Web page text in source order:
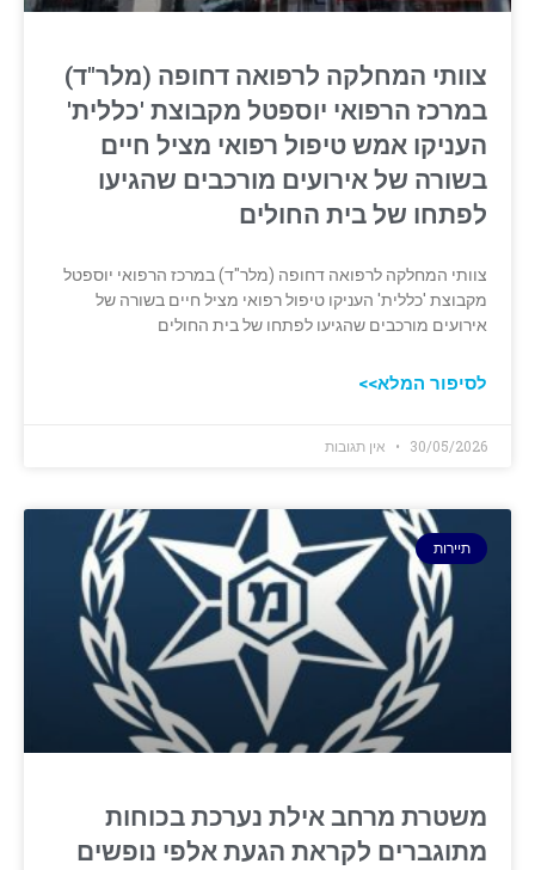
צוותי המחלקה לרפואה דחופה (מלר"ד)
במרכז הרפואי יוספטל מקבוצת 'כללית'
העניקו אמש טיפול רפואי מציל חיים
בשורה של אירועים מורכבים שהגיעו
לפתחו של בית החולים
צוותי המחלקה לרפואה דחופה (מלר"ד) במרכז הרפואי יוספטל
מקבוצת 'כללית' העניקו טיפול רפואי מציל חיים בשורה של
אירועים מורכבים שהגיעו לפתחו של בית החולים
לסיפור המלא>>
30/05/2026 אין תגובות
תיירות
משטרת מרחב אילת נערכת בכוחות
מתוגברים לקראת הגעת אלפי נופשים